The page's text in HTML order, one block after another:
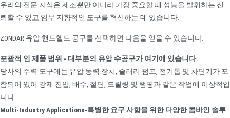
우리의 전문 지식은 제조뿐만 아니라 가장 중요할 때 성능을 발휘하는 신
뢰할 수 있고 임무 지향적인 도구를 혁신하는 데 있습니다.
ZONDAR 유압 핸드헬드 공구를 선택하면 다음을 얻을 수 있습니다.
포괄적 인 제품 범위 - 대부분의 유압 수공구가 여기에 있습니다.
당사의 주력 도구에는 유압 동력 장치, 슬러리 펌프, 전기톱 및 차단기가 포
함되어 있어 강제 진입, 배수, 절단, 드릴링 및 탬핑과 같은 작업에 이상적입
니다.
Multi-Industry Applications-특별한 요구 사항을 위한 다양한 콤바인 솔루